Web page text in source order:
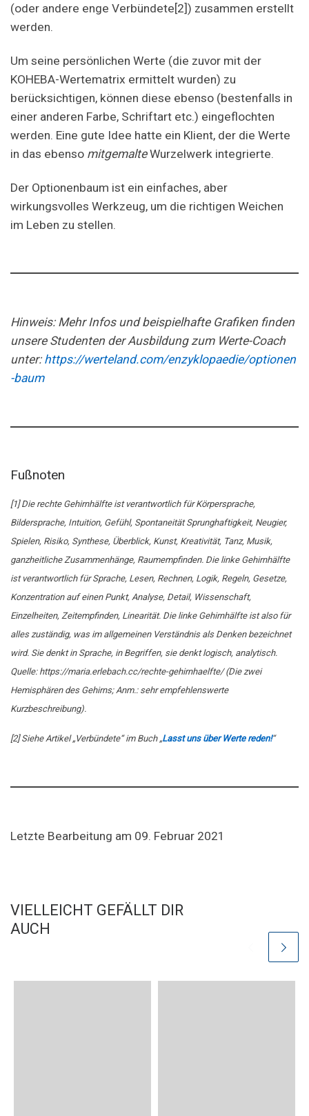
(oder andere enge Verbündete[2]) zusammen erstellt
werden.
Um seine persönlichen Werte (die zuvor mit der
KOHEBA-Wertematrix ermittelt wurden) zu
berücksichtigen, können diese ebenso (bestenfalls in
einer anderen Farbe, Schriftart etc.) eingeflochten
werden. Eine gute Idee hatte ein Klient, der die Werte
in das ebenso mitgemalteWurzelwerk integrierte.
Der Optionenbaum ist ein einfaches, aber
wirkungsvolles Werkzeug, um die richtigen Weichen
im Leben zu stellen.
Hinweis: Mehr Infos und beispielhafte Grafiken finden
unsere Studenten der Ausbildung zum Werte-Coach
unter:https://werteland.com/enzyklopaedie/optionen
-baum
Fußnoten
[1] Die rechte Gehirnhälfte ist verantwortlich für Körpersprache,
Bildersprache, Intuition, Gefühl, Spontaneität Sprunghaftigkeit, Neugier,
Spielen, Risiko, Synthese, Überblick, Kunst, Kreativität, Tanz, Musik,
ganzheitliche Zusammenhänge, Raumempfinden. Die linke Gehirnhälfte
ist verantwortlich für Sprache, Lesen, Rechnen, Logik, Regeln, Gesetze,
Konzentration auf einen Punkt, Analyse, Detail, Wissenschaft,
Einzelheiten, Zeitempfinden, Linearität. Die linke Gehirnhälfte ist also für
alles zuständig, was im allgemeinen Verständnis als Denken bezeichnet
wird. Sie denkt in Sprache, in Begriffen, sie denkt logisch, analytisch.
Quelle: https://maria.erlebach.cc/rechte-gehirnhaelfte/ (Die zwei
Hemisphären des Gehirns; Anm.: sehr empfehlenswerte
Kurzbeschreibung).
[2] Siehe Artikel „Verbündete“ im Buch „Lasst uns über Werte reden!“
Letzte Bearbeitung am 09. Februar 2021
VIELLEICHT GEFÄLLT DIR
AUCH